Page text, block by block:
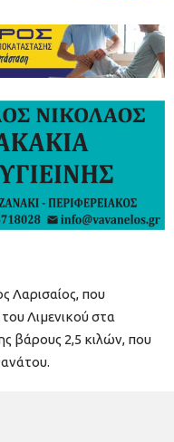
Λαρισαίος, που
Λιμενικού στα
βάρους 2,5 κιλών, που